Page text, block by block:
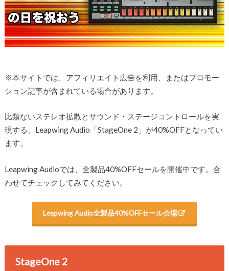
※本サイトでは、アフィリエイト広告を利用、またはプロモー
ション記事が含まれている場合があります。
比類ないステレオ拡散とサウンド・ステージコントロールを実
現する、Leapwing Audio「StageOne 2」が40%OFFとなってい
ます。
Leapwing Audioでは、全製品40%OFFセールを開催中です。合
わせてチェックしてみてください。
Leapwing Audio全製品40%OFFセール会場
StageOne 2